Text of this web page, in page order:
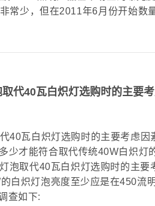
常少，但在2011年6月份开始数
代40瓦白炽灯选购时的主要
40瓦白炽灯选购时的主要考虑
少才能符合取代传统40W白炽
泡取代40瓦白炽灯选购时的主
白炽灯泡亮度至少应是在450
查如下: